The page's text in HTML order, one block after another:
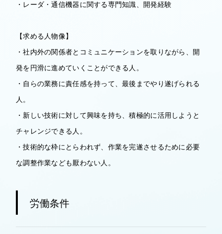
・レーダ・通信機器に関する専門知識、開発経験
【求める人物像】
・社内外の関係者とコミュニケーションを取りながら、開
発を円滑に進めていくことができる人。
・自らの業務に責任感を持って、最後までやり遂げられる
人。
・新しい技術に対して興味を持ち、積極的に活用しようと
チャレンジできる人。
・技術的な枠にとらわれず、作業を完遂させるために必要
な調整作業なども厭わない人。
労働条件